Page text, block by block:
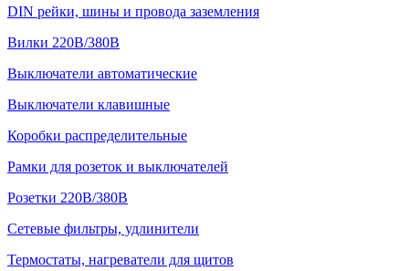
DIN рейки, шины и провода заземления
Вилки 220В/380В
Выключатели автоматические
Выключатели клавишные
Коробки распределительные
Рамки для розеток и выключателей
Розетки 220В/380В
Сетевые фильтры, удлинители
Термостаты, нагреватели для щитов